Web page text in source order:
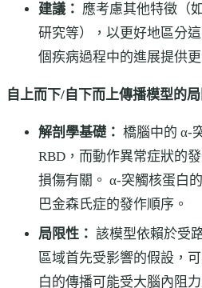
建議： 應考慮其他特徵（
研究等），以更好地區分
個疾病過程中的進展提供
自上而下/自下而上傳播模型的
解剖學基礎： 橋腦中的 α-
RBD，而動作異常症狀的
損傷有關。 α-突觸核蛋白
巴金森氏症的發作順序。
局限性： 該模型依賴於受
區域首先受影響的假設，
白的傳播可能受大腦內阻